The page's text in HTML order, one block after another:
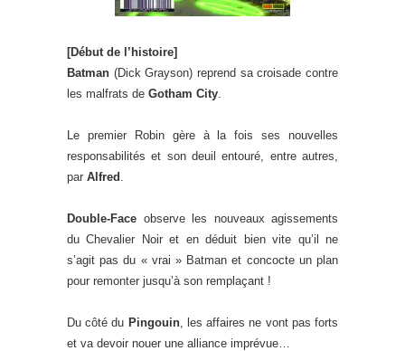
[Début de l’histoire]
Batman (Dick Grayson) reprend sa croisade contre
les malfrats de Gotham City.
Le premier Robin gère à la fois ses nouvelles
responsabilités et son deuil entouré, entre autres,
par Alfred .
Double-Face observe les nouveaux agissements
du Chevalier Noir et en déduit bien vite qu’il ne
s’agit pas du « vrai » Batman et concocte un plan
pour remonter jusqu’à son remplaçant !
Du côté du Pingouin, les affaires ne vont pas forts
et va devoir nouer une alliance imprévue…